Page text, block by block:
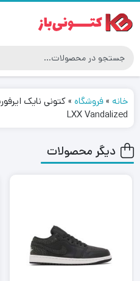
خانه »فروشگاه »
LXX Vandalized
دیگر محصولات